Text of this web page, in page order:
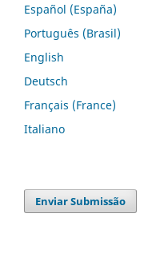
Español (España)
Português (Brasil)
English
Deutsch
Français (France)
Italiano
Enviar Submissão